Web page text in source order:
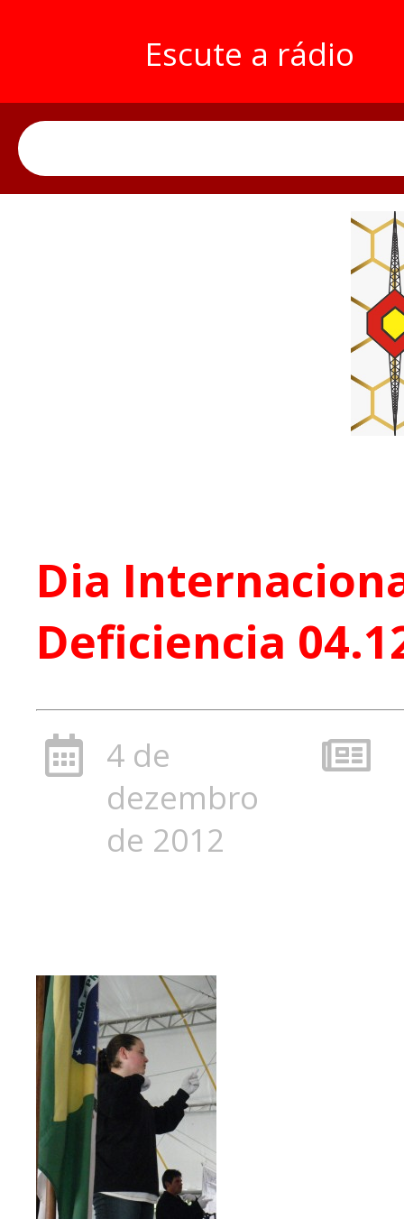
Escute a rádio
Dia
Deficiencia
4 de
dezembro
de 2012